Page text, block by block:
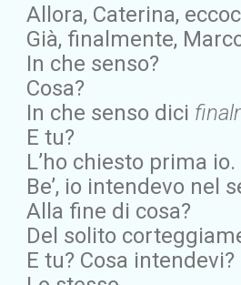
Allora, Caterina,
Già, finalmente,
In che senso?
Cosa?
In che senso dici
E tu?
L’ho chiesto prima io.
Be’, io intendevo nel
Alla fine di cosa?
Del solito
E tu? Cosa intendevi?